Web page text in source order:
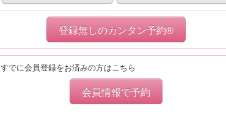
登録無しのカンタン予約®
すでに会員登録をお済みの方はこちら
会員情報で予約